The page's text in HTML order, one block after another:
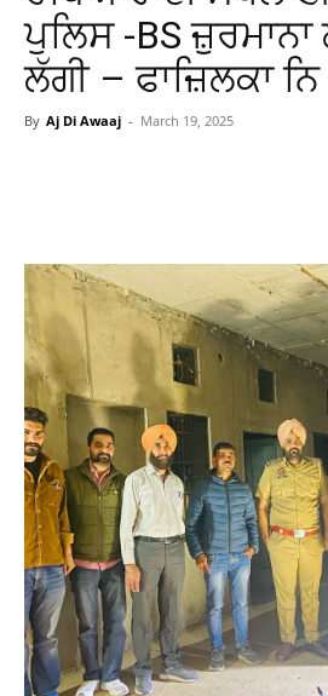
ਪੁਲਿਸ -BS
ਲੱਗੀ – ਫਾਜ਼ਿਲਕਾ
By Aj Di Awaaj - March 19, 2025